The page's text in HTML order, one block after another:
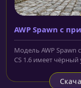
AWP Spawn с
Модель AWP Spawn
CS 1.6 имеет
выполнены...